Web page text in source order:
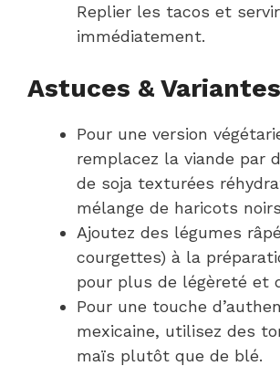
Replier les tacos et servir
immédiatement.
Astuces & Variantes
Pour une version
remplacez la viande par
de soja texturées
mélange de haricots
Ajoutez des légumes
courgettes) à la
pour plus de légèreté et
Pour une touche
mexicaine, utilisez des
maïs plutôt que de blé.